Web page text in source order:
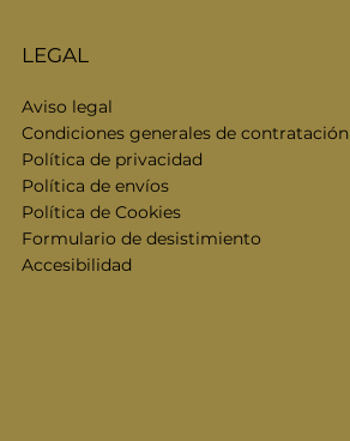
LEGAL
Aviso legal
Condiciones generales de contratación
Política de privacidad
Política de envíos
Política de Cookies
Formulario de desistimiento
Accesibilidad